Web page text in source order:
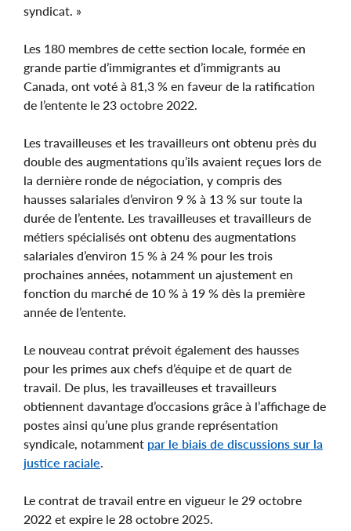
syndicat. »
Les 180 membres de cette section locale, formée en
grande partie d’immigrantes et d’immigrants au
Canada, ont voté à 81,3 % en faveur de la ratification
de l’entente le 23 octobre 2022.
Les travailleuses et les travailleurs ont obtenu près du
double des augmentations qu’ils avaient reçues lors de
la dernière ronde de négociation, y compris des
hausses salariales d’environ 9 % à 13 % sur toute la
durée de l’entente. Les travailleuses et travailleurs de
métiers spécialisés ont obtenu des augmentations
salariales d’environ 15 % à 24 % pour les trois
prochaines années, notamment un ajustement en
fonction du marché de 10 % à 19 % dès la première
année de l’entente.
Le nouveau contrat prévoit également des hausses
pour les primes aux chefs d’équipe et de quart de
travail. De plus, les travailleuses et travailleurs
obtiennent davantage d’occasions grâce à l’affichage de
postes ainsi qu’une plus grande représentation
syndicale, notamment par le biais de discussions sur la
justice raciale
Le contrat de travail entre en vigueur le 29 octobre
2022 et expire le 28 octobre 2025.